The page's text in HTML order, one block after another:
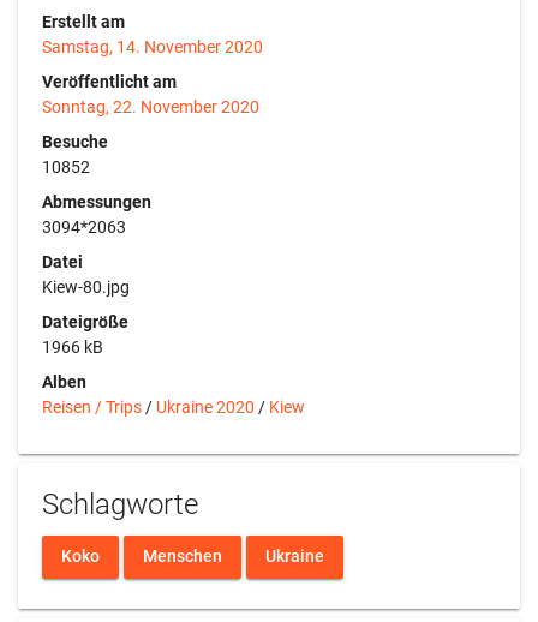
Erstellt am
Samstag, 14. November 2020
Veröffentlicht am
Sonntag, 22. November 2020
Besuche
10852
Abmessungen
3094*2063
Datei
Kiew-80.jpg
Dateigröße
1966 kB
Alben
Reisen / Trips / Ukraine 2020 / Kiew
Schlagworte
Koko Menschen Ukraine